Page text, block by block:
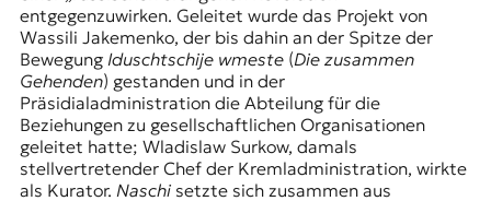
entgegenzuwirken. Geleitet wurde das Projekt von
Wassili Jakemenko, der bis dahin an der Spitze der
Bewegung Iduschtschije wmeste(Die zusammen
Gehenden) gestanden und in der
Präsidialadministration die Abteilung für die
Beziehungen zu gesellschaftlichen Organisationen
geleitet hatte; Wladislaw Surkow, damals
stellvertretender Chef der Kremladministration, wirkte
als Kurator. Naschisetzte sich zusammen aus